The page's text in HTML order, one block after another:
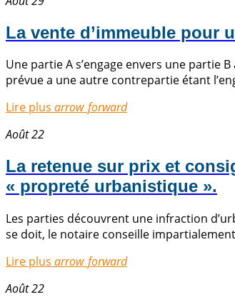
La vente d’immeuble pour
Une partie A s’engage envers une partie
prévue a une autre contrepartie étant
Lire plus arrow_forward
Août 22
La retenue sur prix et
« propreté urbanistique ».
Les parties découvrent une infraction
se doit, le notaire conseille
Lire plus arrow_forward
Août 22